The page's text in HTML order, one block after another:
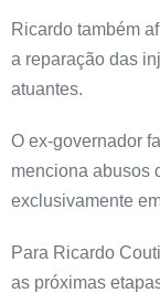
Ricardo também
a reparação das
atuantes.
O ex-governador
menciona abusos
exclusivamente
Para Ricardo
as próximas